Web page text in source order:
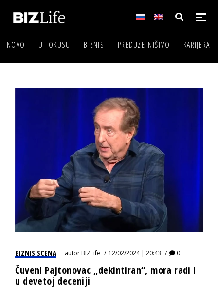
NOVO U FOKUSU BIZNIS PREDUZETNIŠTVO KARIJERA
BIZNIS SCENA autorBIZLife 12/02/2024 | 20:43 0
Čuveni Pajtonovac „dekintiran“, mora radi i
u devetoj deceniji